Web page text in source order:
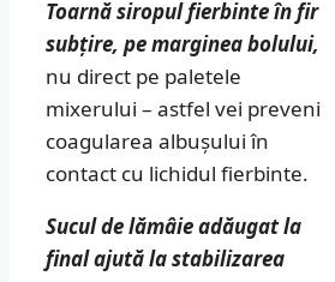
Toarnă siropul fierbinte în fir
subțire, pe marginea bolului,
nu direct pe paletele
mixerului – astfel vei preveni
coagularea albușului în
contact cu lichidul fierbinte.
Sucul de lămâie adăugat la
final ajută la stabilizarea